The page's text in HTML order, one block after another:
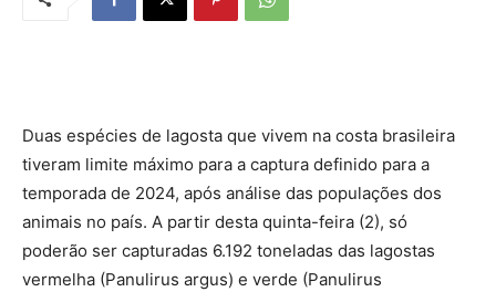
Duas espécies de lagosta que vivem na costa brasileira
tiveram limite máximo para a captura definido para a
temporada de 2024, após análise das populações dos
animais no país. A partir desta quinta-feira (2), só
poderão ser capturadas 6.192 toneladas das lagostas
vermelha (Panulirus argus) e verde (Panulirus